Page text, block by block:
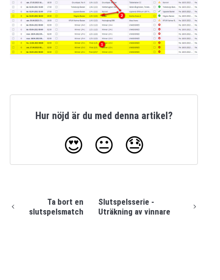
Hur nöjd är du med denna artikel?
😍 😐 😓
Ta bort en
slutspelsmatch
Slutspelsserie -
Uträkning av vinnare